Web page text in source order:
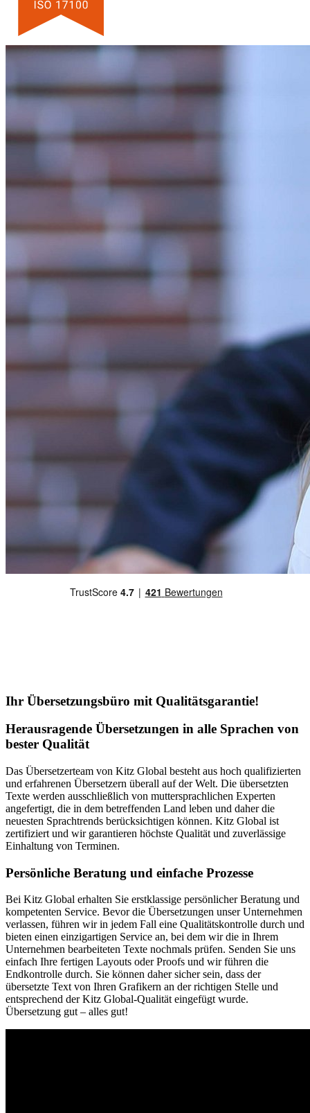
Ihr Übersetzungsbüro mit Qualitätsgarantie!
Herausragende Übersetzungen in alle Sprachen von
bester Qualität
Das Übersetzerteam von Kitz Global besteht aus hoch qualifizierten
und erfahrenen Übersetzern überall auf der Welt. Die übersetzten
Texte werden ausschließlich von muttersprachlichen Experten
angefertigt, die in dem betreffenden Land leben und daher die
neuesten Sprachtrends berücksichtigen können. Kitz Global ist
zertifiziert und wir garantieren höchste Qualität und zuverlässige
Einhaltung von Terminen.
Persönliche Beratung und einfache Prozesse
Bei Kitz Global erhalten Sie erstklassige persönlicher Beratung und
kompetenten Service. Bevor die Übersetzungen unser Unternehmen
verlassen, führen wir in jedem Fall eine Qualitätskontrolle durch und
bieten einen einzigartigen Service an, bei dem wir die in Ihrem
Unternehmen bearbeiteten Texte nochmals prüfen. Senden Sie uns
einfach Ihre fertigen Layouts oder Proofs und wir führen die
Endkontrolle durch. Sie können daher sicher sein, dass der
übersetzte Text von Ihren Grafikern an der richtigen Stelle und
entsprechend der Kitz Global-Qualität eingefügt wurde.
Übersetzung gut – alles gut!